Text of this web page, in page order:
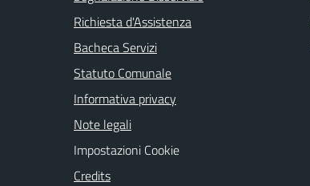
Richiesta d'Assistenza
Bacheca Servizi
Statuto Comunale
Informativa privacy
Note legali
Impostazioni Cookie
Credits